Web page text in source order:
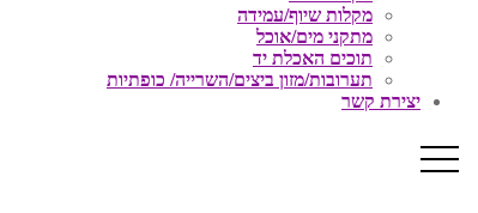
מקלות שיוף/עמידה
מתקני מים/אוכל
תוכים האכלת יד
תערובות/מזון ביצים/השרייה/ כופתיות
יצירת קשר